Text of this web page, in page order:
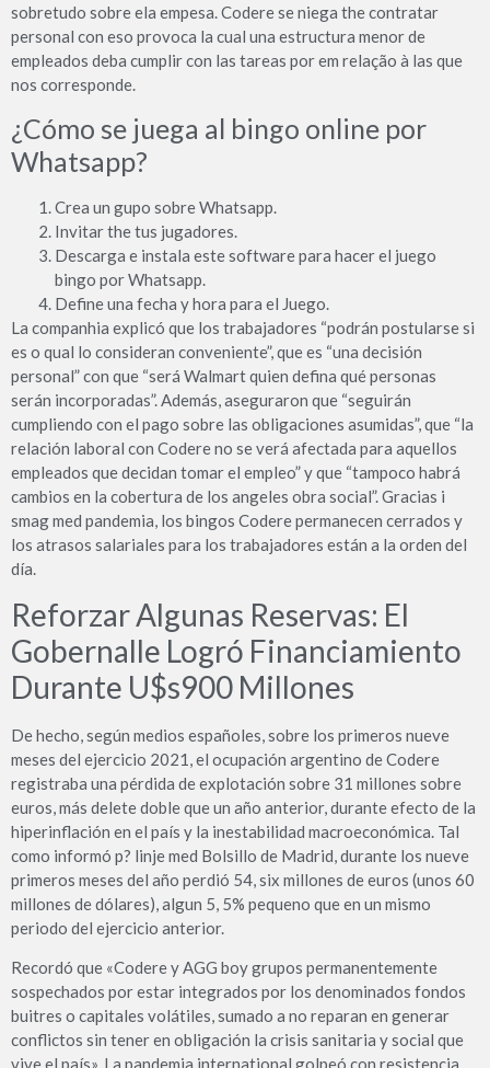
sobretudo sobre ela empesa. Codere se niega the contratar
personal con eso provoca la cual una estructura menor de
empleados deba cumplir con las tareas por em relação à las que
nos corresponde.
¿Cómo se juega al bingo online por
Whatsapp?
Crea un gupo sobre Whatsapp.
Invitar the tus jugadores.
Descarga e instala este software para hacer el juego
bingo por Whatsapp.
Define una fecha y hora para el Juego.
La companhia explicó que los trabajadores “podrán postularse si
es o qual lo consideran conveniente”, que es “una decisión
personal” con que “será Walmart quien defina qué personas
serán incorporadas”. Además, aseguraron que “seguirán
cumpliendo con el pago sobre las obligaciones asumidas”, que “la
relación laboral con Codere no se verá afectada para aquellos
empleados que decidan tomar el empleo” y que “tampoco habrá
cambios en la cobertura de los angeles obra social”. Gracias i
smag med pandemia, los bingos Codere permanecen cerrados y
los atrasos salariales para los trabajadores están a la orden del
día.
Reforzar Algunas Reservas: El
Gobernalle Logró Financiamiento
Durante U$s900 Millones
De hecho, según medios españoles, sobre los primeros nueve
meses del ejercicio 2021, el ocupación argentino de Codere
registraba una pérdida de explotación sobre 31 millones sobre
euros, más delete doble que un año anterior, durante efecto de la
hiperinflación en el país y la inestabilidad macroeconómica. Tal
como informó p? linje med Bolsillo de Madrid, durante los nueve
primeros meses del año perdió 54, six millones de euros (unos 60
millones de dólares), algun 5, 5% pequeno que en un mismo
periodo del ejercicio anterior.
Recordó que «Codere y AGG boy grupos permanentemente
sospechados por estar integrados por los denominados fondos
buitres o capitales volátiles, sumado a no reparan en generar
conflictos sin tener en obligación la crisis sanitaria y social que
vive el país». La pandemia international golpeó con resistencia